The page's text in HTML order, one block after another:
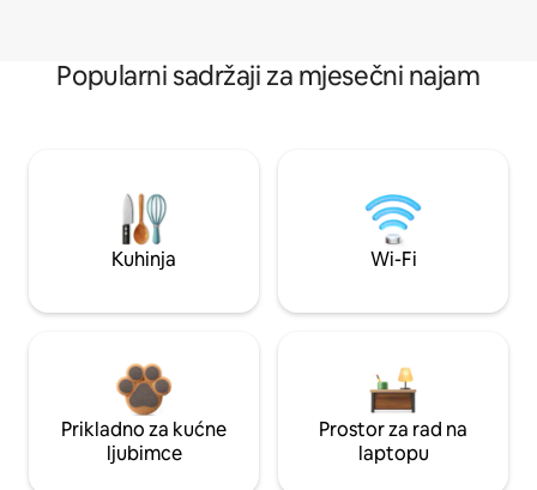
Popularni sadržaji za mjesečni najam
Kuhinja Wi-Fi
Prikladno za kućne
ljubimce
Prostor za rad na
laptopu